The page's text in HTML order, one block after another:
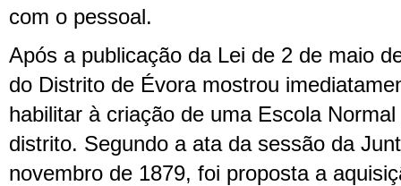
com o pessoal.
Após a publicação da Lei de 2 de maio
do Distrito de Évora mostrou
habilitar à criação de uma Escola
distrito. Segundo a ata da sessão da
novembro de 1879, foi proposta a